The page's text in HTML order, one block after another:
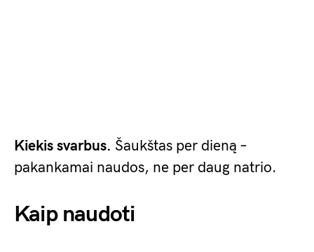
Kiekis svarbus. Šaukštas per dieną –
pakankamai naudos, ne per daug natrio.
Kaip naudoti